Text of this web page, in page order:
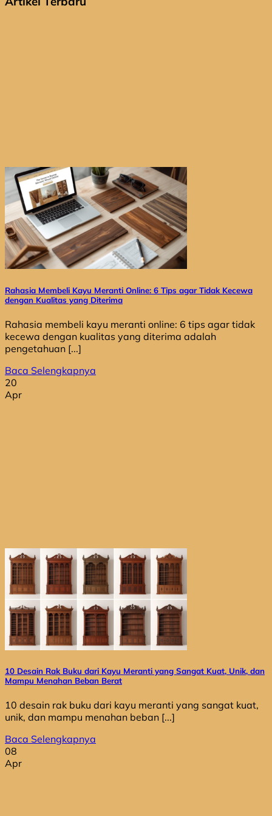
Rahasia Membeli Kayu Meranti Online: 6 Tips agar Tidak Kecewa
dengan Kualitas yang Diterima
Rahasia membeli kayu meranti online: 6 tips agar tidak
kecewa dengan kualitas yang diterima adalah
pengetahuan [...]
Baca Selengkapnya
20
Apr
10 Desain Rak Buku dari Kayu Meranti yang Sangat Kuat, Unik, dan
Mampu Menahan Beban Berat
10 desain rak buku dari kayu meranti yang sangat kuat,
unik, dan mampu menahan beban [...]
Baca Selengkapnya
08
Apr